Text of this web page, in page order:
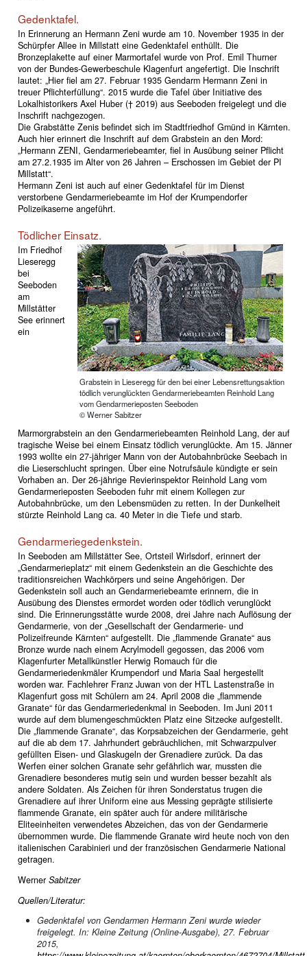
Gedenktafel.
In Erinnerung an Hermann Zeni wurde am 10. November 1935 in der
Schürpfer Allee in Millstatt eine Gedenktafel enthüllt. Die
Bronzeplakette auf einer Marmortafel wurde von Prof. Emil Thurner
von der Bundes-Gewerbeschule Klagenfurt angefertigt. Die Inschrift
lautet: „Hier fiel am 27. Februar 1935 Gendarm Hermann Zeni in
treuer Pflichterfüllung“. 2015 wurde die Tafel über Initiative des
Lokalhistorikers Axel Huber († 2019) aus Seeboden freigelegt und die
Inschrift nachgezogen.
Die Grabstätte Zenis befindet sich im Stadtfriedhof Gmünd in Kärnten.
Auch hier erinnert die Inschrift auf dem Grabstein an den Mord:
„Hermann ZENI, Gendarmeriebeamter, fiel in Ausübung seiner Pflicht
am 27.2.1935 im Alter von 26 Jahren – Erschossen im Gebiet der PI
Millstatt“.
Hermann Zeni ist auch auf einer Gedenktafel für im Dienst
verstorbene Gendarmeriebeamte im Hof der Krumpendorfer
Polizeikaserne angeführt.
Tödlicher Einsatz.
Grabstein in Lieseregg für den bei einer Lebensrettungsaktion
tödlich verunglückten Gendarmeriebeamten Reinhold Lang
vom Gendarmerieposten Seeboden
© Werner Sabitzer
Im Friedhof
Lieseregg
bei
Seeboden
am
Millstätter
See erinnert
ein
Marmorgrabstein an den Gendarmeriebeamten Reinhold Lang, der auf
tragische Weise bei einem Einsatz tödlich verunglückte. Am 15. Jänner
1993 wollte ein 27-jähriger Mann von der Autobahnbrücke Seebach in
die Lieserschlucht springen. Über eine Notrufsäule kündigte er sein
Vorhaben an. Der 26-jährige Revierinspektor Reinhold Lang vom
Gendarmerieposten Seeboden fuhr mit einem Kollegen zur
Autobahnbrücke, um den Lebensmüden zu retten. In der Dunkelheit
stürzte Reinhold Lang ca. 40 Meter in die Tiefe und starb.
Gendarmeriegedenkstein.
In Seeboden am Millstätter See, Ortsteil Wirlsdorf, erinnert der
„Gendarmerieplatz“ mit einem Gedenkstein an die Geschichte des
traditionsreichen Wachkörpers und seine Angehörigen. Der
Gedenkstein soll auch an Gendarmeriebeamte erinnern, die in
Ausübung des Dienstes ermordet worden oder tödlich verunglückt
sind. Die Erinnerungsstätte wurde 2008, drei Jahre nach Auflösung der
Gendarmerie, von der „Gesellschaft der Gendarmerie- und
Polizeifreunde Kärnten“ aufgestellt. Die „flammende Granate“ aus
Bronze wurde nach einem Acrylmodell gegossen, das 2006 vom
Klagenfurter Metallkünstler Herwig Romauch für die
Gendarmeriedenkmäler Krumpendorf und Maria Saal hergestellt
worden war. Fachlehrer Franz Juwan von der HTL Lastenstraße in
Klagenfurt goss mit Schülern am 24. April 2008 die „flammende
Granate“ für das Gendarmeriedenkmal in Seeboden. Im Juni 2011
wurde auf dem blumengeschmückten Platz eine Sitzecke aufgestellt.
Die „flammende Granate“, das Korpsabzeichen der Gendarmerie, geht
auf die ab dem 17. Jahrhundert gebräuchlichen, mit Schwarzpulver
gefüllten Eisen- und Glaskugeln der Grenadiere zurück. Da das
Werfen einer solchen Granate sehr gefährlich war, mussten die
Grenadiere besonderes mutig sein und wurden besser bezahlt als
andere Soldaten. Als Zeichen für ihren Sonderstatus trugen die
Grenadiere auf ihrer Uniform eine aus Messing geprägte stilisierte
flammende Granate, ein später auch für andere militärische
Eliteeinheiten verwendetes Abzeichen, das von der Gendarmerie
übernommen wurde. Die flammende Granate wird heute noch von den
italienischen Carabinieri und der französischen Gendarmerie National
getragen.
Werner Sabitzer
Quellen/Literatur:
Gedenktafel von Gendarmen Hermann Zeni wurde wieder
freigelegt. In: Kleine Zeitung (Online-Ausgabe), 27. Februar
2015,